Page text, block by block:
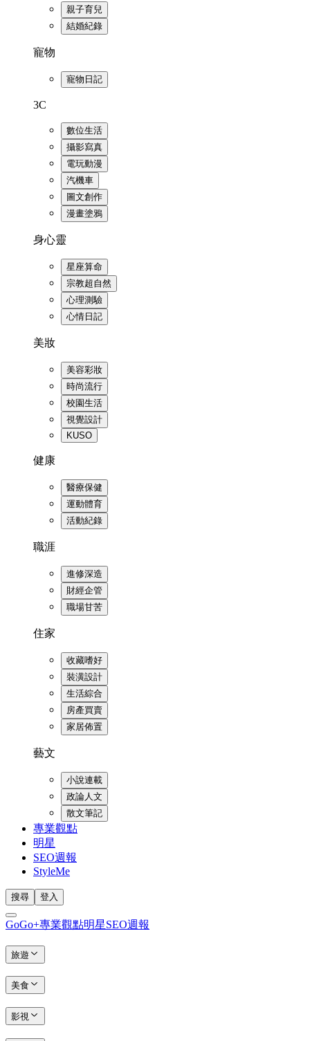
親子育兒
結婚紀錄
寵物
寵物日記
3C
數位生活
攝影寫真
電玩動漫
汽機車
圖文創作
漫畫塗鴉
身心靈
星座算命
宗教超自然
心理測驗
心情日記
美妝
美容彩妝
時尚流行
校園生活
視覺設計
KUSO
健康
醫療保健
運動體育
活動紀錄
職涯
進修深造
財經企管
職場甘苦
住家
收藏嗜好
裝潢設計
生活綜合
房產買賣
家居佈置
藝文
小說連載
政論人文
散文筆記
專業觀點
明星
SEO週報
StyleMe
搜尋 登入
GoGo+專業觀點明星SEO週報
旅遊
美食
影視